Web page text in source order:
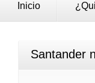
Inicio
Santander